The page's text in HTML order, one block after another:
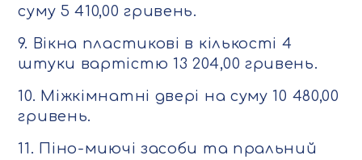
суму 5 410,00 гривень.
9. Вікна пластикові в кількості 4
штуки вартістю 13 204,00 гривень.
10. Міжкімнатні двері на суму 10 480,00
гривень.
11. Піно-миючі засоби та пральний